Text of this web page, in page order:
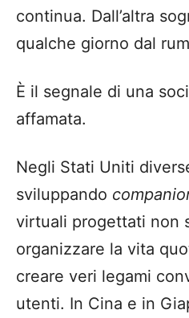
continua. Dall’altra
qualche giorno dal
È il segnale di una
affamata.
Negli Stati Uniti
sviluppando
virtuali progettati non
organizzare la vita
creare veri legami
utenti. In Cina e in